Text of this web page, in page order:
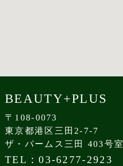
BEAUTY+PLUS
〒108-0073
東京都港区三田2-7-7
ザ・パームス三田 403号室
TEL：03-6277-2923